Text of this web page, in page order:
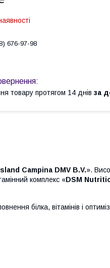
676-97-98
товару протягом 14 днів за
Campina DMV B.V.».
комплекс «DSM
білка, вітамінів і